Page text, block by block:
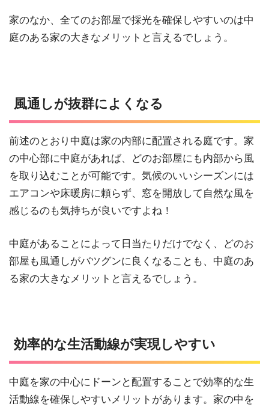
家のなか、全てのお部屋で採光を確保しやすいのは中
庭のある家の大きなメリットと言えるでしょう。
風通しが抜群によくなる
前述のとおり中庭は家の内部に配置される庭です。家
の中心部に中庭があれば、どのお部屋にも内部から風
を取り込むことが可能です。気候のいいシーズンには
エアコンや床暖房に頼らず、窓を開放して自然な風を
感じるのも気持ちが良いですよね！
中庭があることによって日当たりだけでなく、どのお
部屋も風通しがバツグンに良くなることも、中庭のあ
る家の大きなメリットと言えるでしょう。
効率的な生活動線が実現しやすい
中庭を家の中心にドーンと配置することで効率的な生
活動線を確保しやすいメリットがあります。家の中を